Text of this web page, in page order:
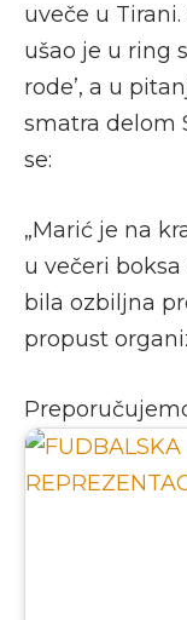
uveče u
ušao je u ring
rode’, a u
smatra delom
se:
„Marić je na
u večeri
bila ozbiljna
propust